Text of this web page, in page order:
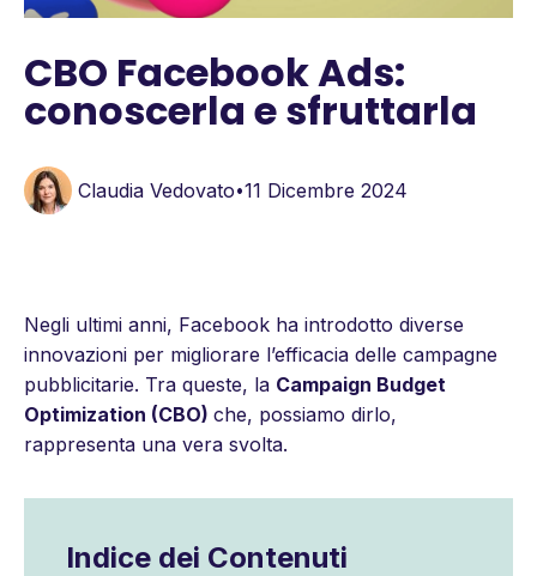
CBO Facebook Ads:
conoscerla e sfruttarla
Claudia Vedovato•11 Dicembre 2024
Negli ultimi anni, Facebook ha introdotto diverse
innovazioni per migliorare l’efficacia delle campagne
pubblicitarie. Tra queste, la Campaign Budget
Optimization (CBO) che, possiamo dirlo,
rappresenta una vera svolta.
Indice dei Contenuti